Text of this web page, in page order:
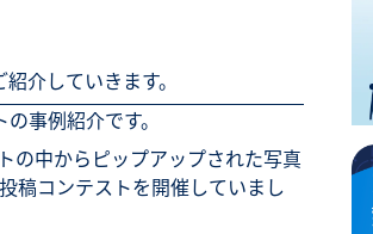
ング
介していきます。
事例紹介です。
の中からピップアップされた写真
稿コンテストを開催していまし